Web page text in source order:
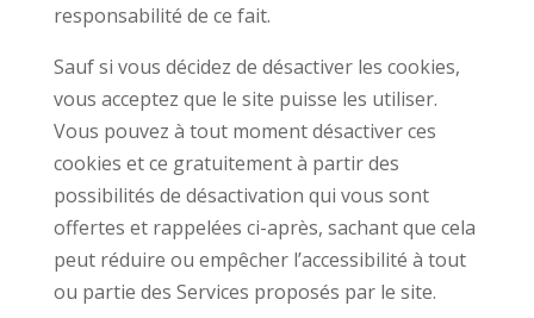
responsabilité de ce fait.
Sauf si vous décidez de désactiver les cookies,
vous acceptez que le site puisse les utiliser.
Vous pouvez à tout moment désactiver ces
cookies et ce gratuitement à partir des
possibilités de désactivation qui vous sont
offertes et rappelées ci-après, sachant que cela
peut réduire ou empêcher l’accessibilité à tout
ou partie des Services proposés par le site.